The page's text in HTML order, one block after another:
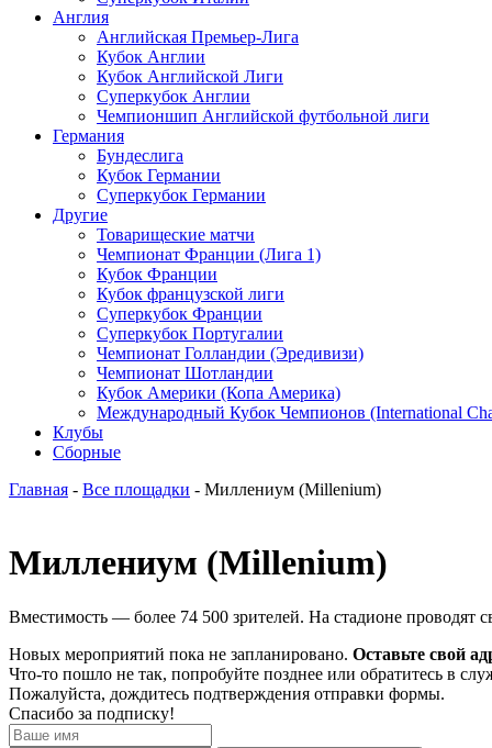
Англия
Английская Премьер-Лига
Кубок Англии
Кубок Английской Лиги
Суперкубок Англии
Чемпионшип Английской футбольной лиги
Германия
Бундеслига
Кубок Германии
Суперкубок Германии
Другие
Товарищеские матчи
Чемпионат Франции (Лига 1)
Кубок Франции
Кубок французской лиги
Суперкубок Франции
Суперкубок Португалии
Чемпионат Голландии (Эредивизи)
Чемпионат Шотландии
Кубок Америки (Копа Америка)
Международный Кубок Чемпионов (International
Клубы
Сборные
Главная - Все площадки - Миллениум (Millenium)
Миллениум (Millenium)
Вместимость — более 74 500 зрителей. На стадионе
Новых мероприятий пока не запланировано. Оставьте свой
Что-то пошло не так, попробуйте позднее или обратитесь в
Пожалуйста, дождитесь подтверждения отправки формы.
Спасибо за подписку!